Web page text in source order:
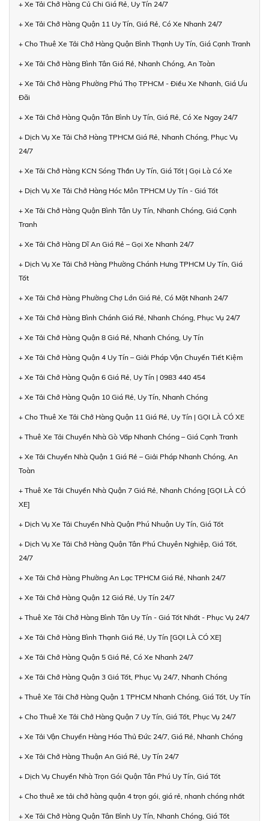
+ Xe Tải Chở Hàng Củ Chi Giá Rẻ, Uy Tín 24/7
+ Xe Tải Chở Hàng Quận 11 Uy Tín, Giá Rẻ, Có Xe Nhanh 24/7
+ Cho Thuê Xe Tải Chở Hàng Quận Bình Thạnh Uy Tín, Giá Cạnh Tranh
+ Xe Tải Chở Hàng Bình Tân Giá Rẻ, Nhanh Chóng, An Toàn
+ Xe Tải Chở Hàng Phường Phú Thọ TPHCM - Điều Xe Nhanh, Giá Ưu
Đãi
+ Xe Tải Chở Hàng Quận Tân Bình Uy Tín, Giá Rẻ, Có Xe Ngay 24/7
+ Dịch Vụ Xe Tải Chở Hàng TPHCM Giá Rẻ, Nhanh Chóng, Phục Vụ
24/7
+ Xe Tải Chở Hàng KCN Sóng Thần Uy Tín, Giá Tốt | Gọi Là Có Xe
+ Dịch Vụ Xe Tải Chở Hàng Hóc Môn TPHCM Uy Tín - Giá Tốt
+ Xe Tải Chở Hàng Quận Bình Tân Uy Tín, Nhanh Chóng, Giá Cạnh
Tranh
+ Xe Tải Chở Hàng Dĩ An Giá Rẻ – Gọi Xe Nhanh 24/7
+ Dịch Vụ Xe Tải Chở Hàng Phường Chánh Hưng TPHCM Uy Tín, Giá
Tốt
+ Xe Tải Chở Hàng Phường Chợ Lớn Giá Rẻ, Có Mặt Nhanh 24/7
+ Xe Tải Chở Hàng Bình Chánh Giá Rẻ, Nhanh Chóng, Phục Vụ 24/7
+ Xe Tải Chở Hàng Quận 8 Giá Rẻ, Nhanh Chóng, Uy Tín
+ Xe Tải Chở Hàng Quận 4 Uy Tín – Giải Pháp Vận Chuyển Tiết Kiệm
+ Xe Tải Chở Hàng Quận 6 Giá Rẻ, Uy Tín | 0983 440 454
+ Xe Tải Chở Hàng Quận 10 Giá Rẻ, Uy Tín, Nhanh Chóng
+ Cho Thuê Xe Tải Chở Hàng Quận 11 Giá Rẻ, Uy Tín | GỌI LÀ CÓ XE
+ Thuê Xe Tải Chuyển Nhà Gò Vấp Nhanh Chóng – Giá Cạnh Tranh
+ Xe Tải Chuyển Nhà Quận 1 Giá Rẻ – Giải Pháp Nhanh Chóng, An
Toàn
+ Thuê Xe Tải Chuyển Nhà Quận 7 Giá Rẻ, Nhanh Chóng [GỌI LÀ CÓ
XE]
+ Dịch Vụ Xe Tải Chuyển Nhà Quận Phú Nhuận Uy Tín, Giá Tốt
+ Dịch Vụ Xe Tải Chở Hàng Quận Tân Phú Chuyên Nghiệp, Giá Tốt,
24/7
+ Xe Tải Chở Hàng Phường An Lạc TPHCM Giá Rẻ, Nhanh 24/7
+ Xe Tải Chở Hàng Quận 12 Giá Rẻ, Uy Tín 24/7
+ Thuê Xe Tải Chở Hàng Bình Tân Uy Tín - Giá Tốt Nhất - Phục Vụ 24/7
+ Xe Tải Chở Hàng Bình Thạnh Giá Rẻ, Uy Tín [GỌI LÀ CÓ XE]
+ Xe Tải Chở Hàng Quận 5 Giá Rẻ, Có Xe Nhanh 24/7
+ Xe Tải Chở Hàng Quận 3 Giá Tốt, Phục Vụ 24/7, Nhanh Chóng
+ Thuê Xe Tải Chở Hàng Quận 1 TPHCM Nhanh Chóng, Giá Tốt, Uy Tín
+ Cho Thuê Xe Tải Chở Hàng Quận 7 Uy Tín, Giá Tốt, Phục Vụ 24/7
+ Xe Tải Vận Chuyển Hàng Hóa Thủ Đức 24/7, Giá Rẻ, Nhanh Chóng
+ Xe Tải Chở Hàng Thuận An Giá Rẻ, Uy Tín 24/7
+ Dịch Vụ Chuyển Nhà Trọn Gói Quận Tân Phú Uy Tín, Giá Tốt
+ Cho thuê xe tải chở hàng quận 4 trọn gói, giá rẻ, nhanh chóng nhất
+ Xe Tải Chở Hàng Quận Tân Bình Uy Tín, Nhanh Chóng, Giá Tốt